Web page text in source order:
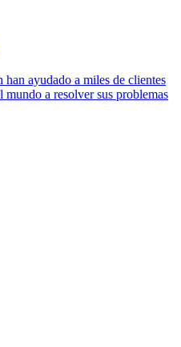
ayudado a miles de clientes
a resolver sus problemas